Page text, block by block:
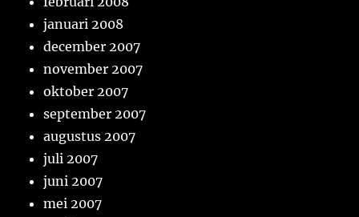
januari 2008
december 2007
november 2007
oktober 2007
september 2007
augustus 2007
juli 2007
juni 2007
mei 2007